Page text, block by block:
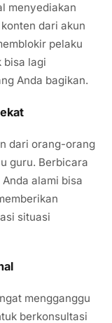
menyediakan
dari akun
pelaku
bisa lagi
Anda bagikan.
dari orang-orang
guru. Berbicara
alami bisa
situasi
mengganggu
berkonsultasi